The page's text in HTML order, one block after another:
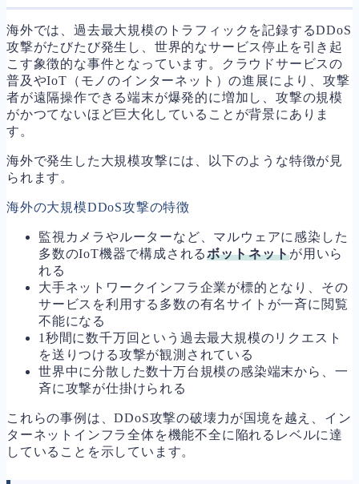
海外では、過去最大規模のトラフィックを記録するDDoS
攻撃がたびたび発生し、世界的なサービス停止を引き起
こす象徴的な事件となっています。クラウドサービスの
普及やIoT（モノのインターネット）の進展により、攻撃
者が遠隔操作できる端末が爆発的に増加し、攻撃の規模
がかつてないほど巨大化していることが背景にありま
す。
海外で発生した大規模攻撃には、以下のような特徴が見
られます。
海外の大規模DDoS攻撃の特徴
監視カメラやルーターなど、マルウェアに感染した
多数のIoT機器で構成されるボットネットが用いら
れる
大手ネットワークインフラ企業が標的となり、その
サービスを利用する多数の有名サイトが一斉に閲覧
不能になる
1秒間に数千万回という過去最大規模のリクエスト
を送りつける攻撃が観測されている
世界中に分散した数十万台規模の感染端末から、一
斉に攻撃が仕掛けられる
これらの事例は、DDoS攻撃の破壊力が国境を越え、イン
ターネットインフラ全体を機能不全に陥れるレベルに達
していることを示しています。